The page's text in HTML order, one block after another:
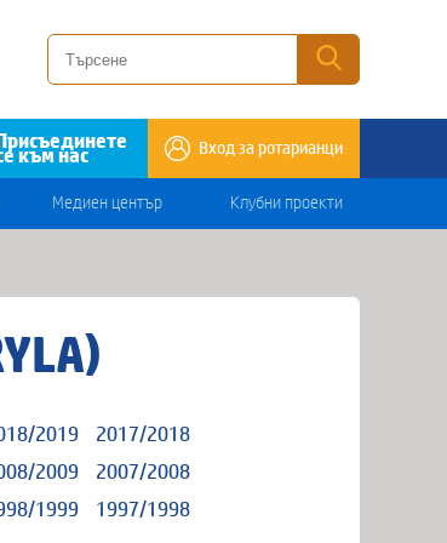
Присъединете
към нас Вход за ротарианци
Медиен център Клубни проекти
2019
2017/2018
2009
2007/2008
1999
1997/1998